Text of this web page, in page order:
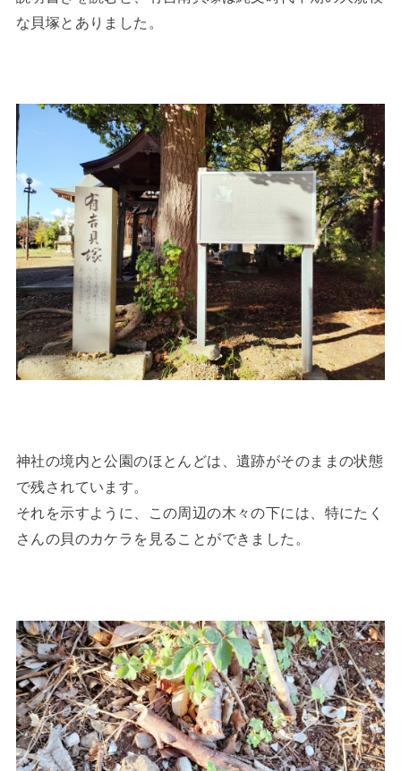
な貝塚とありました。
神社の境内と公園のほとんどは、遺跡がそのままの状態
で残されています。
それを示すように、この周辺の木々の下には、特にたく
さんの貝のカケラを見ることができました。